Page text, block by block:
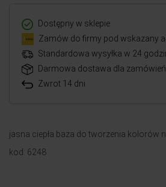
Dostępny w sklepie
Zamów do firmy pod wskazany
Standardowa wysyłka w 24
Darmowa dostawa dla zamówień
Zwrot 14 dni
jasna ciepła baza do tworzenia kolorów
kod: 6248